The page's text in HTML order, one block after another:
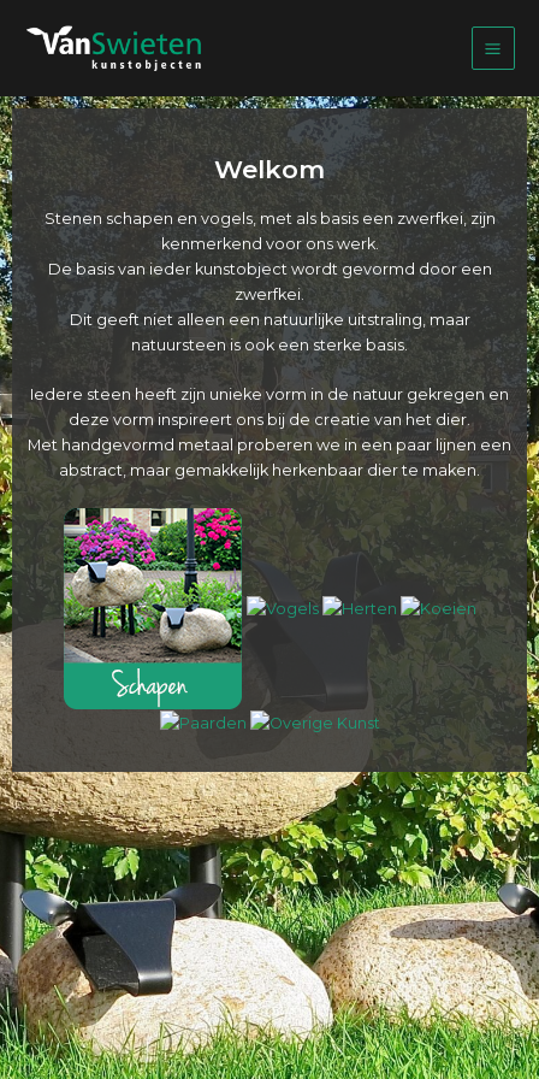
naar
Welkom
Stenen schapen en vogels, met als basis een zwerfkei, zijn
kenmerkend voor ons werk.
De basis van ieder kunstobject wordt gevormd door een
zwerfkei.
Dit geeft niet alleen een natuurlijke uitstraling, maar
natuursteen is ook een sterke basis.
Iedere steen heeft zijn unieke vorm in de natuur gekregen en
deze vorm inspireert ons bij de creatie van het dier.
Met handgevormd metaal proberen we in een paar lijnen een
abstract, maar gemakkelijk herkenbaar dier te maken.